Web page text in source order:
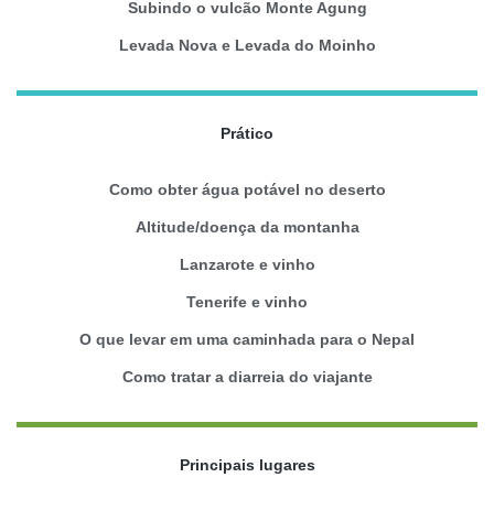
Subindo o vulcão Monte Agung
Levada Nova e Levada do Moinho
Prático
Como obter água potável no deserto
Altitude/doença da montanha
Lanzarote e vinho
Tenerife e vinho
O que levar em uma caminhada para o Nepal
Como tratar a diarreia do viajante
Principais lugares